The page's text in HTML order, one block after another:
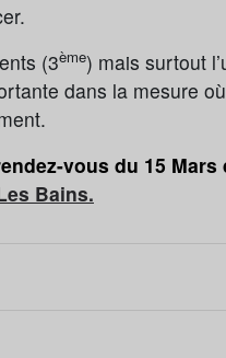
(3ème) mais surtout
dans la mesure
vous du 15 Mars
Bains.